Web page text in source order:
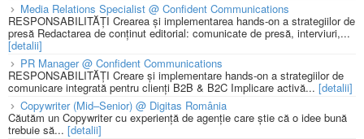
Media Relations Specialist @ Confident Communications
RESPONSABILITĂȚI Crearea și implementarea hands-on a strategiilor de
presă Redactarea de conținut editorial: comunicate de presă, interviuri,...
[detalii]
PR Manager @ Confident Communications
RESPONSABILITĂȚI Creare și implementare hands-on a strategiilor de
comunicare integrată pentru clienți B2B & B2C Implicare activă... [detalii]
Copywriter (Mid–Senior) @ Digitas România
Căutăm un Copywriter cu experiență de agenție care știe că o idee bună
trebuie să... [detalii]